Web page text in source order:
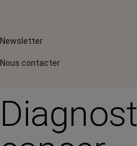
Newsletter
Nous contacter